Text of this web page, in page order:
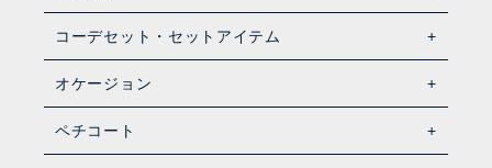
コーデセット・セットアイテム
オケージョン
ペチコート